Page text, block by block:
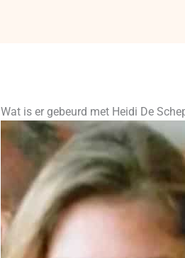
Wat is er gebeurd met Heidi De